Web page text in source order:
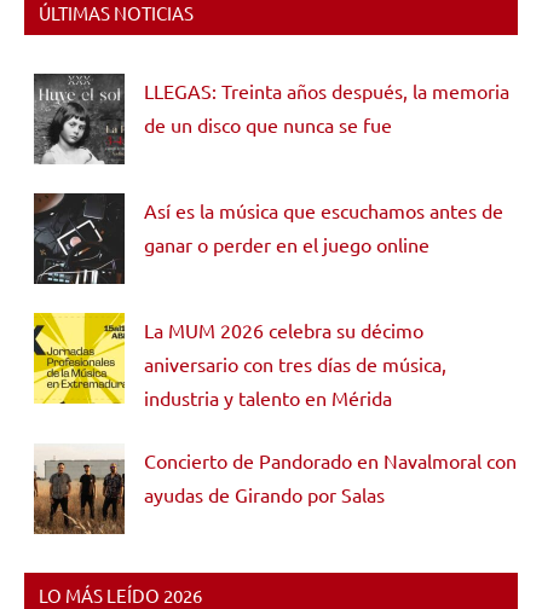
ÚLTIMAS NOTICIAS
LLEGAS: Treinta años después, la memoria
de un disco que nunca se fue
Así es la música que escuchamos antes de
ganar o perder en el juego online
La MUM 2026 celebra su décimo
aniversario con tres días de música,
industria y talento en Mérida
Concierto de Pandorado en Navalmoral con
ayudas de Girando por Salas
LO MÁS LEÍDO 2026